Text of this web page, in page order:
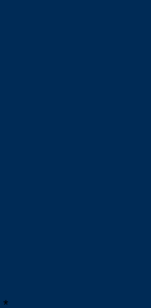
*Erforderlich